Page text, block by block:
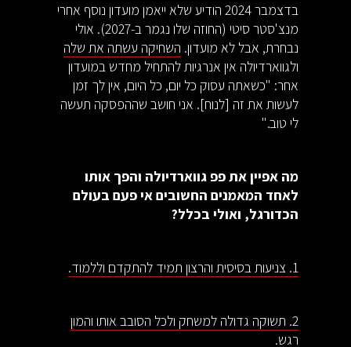
בדצמבר 2024 הודיע שלא ייאמן מועדון נוסף אחרי
מנצ'סטר סיטי (החוזה שלו נגמר ב-2027). אולי
נבחרת, אבל לא מועדון. השחיקה עשתה את שלה
ולגווארדיולה אין אנרגיות להתחיל מחדש במועדון
אחר: "כשאתה עסוק כל יום, כל היום, אין לך זמן
לעשות את זה [לנוח]. אני חושב שההפסקה תעשה
לי טוב."
מה אפיין את פפ גווארדיולה והפך אותו
לאחד המאמנים החשובים אי פעם בעולם
הכדורגל, ואולי בכלל?
1. צניעות בסיסית והרצון תמיד להתקדם וללמוד.
2. תשוקה גדולה למשחק ולכל הסובב אותו והמון
רגש.